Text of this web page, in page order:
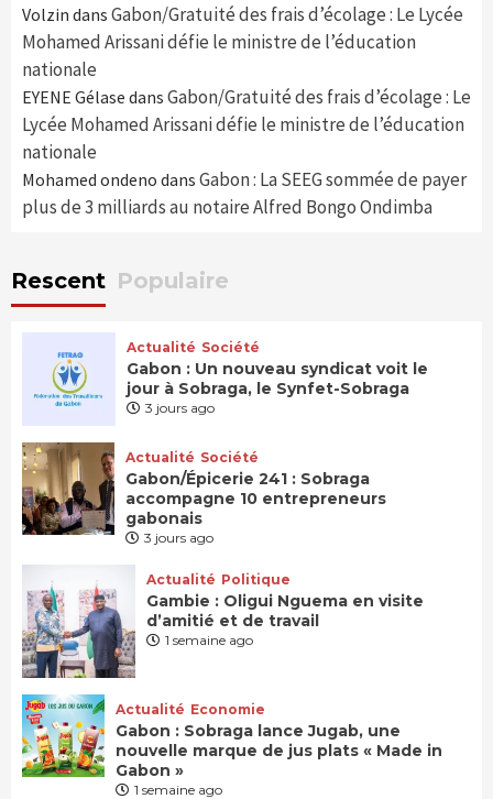
Volzin dans Gabon/Gratuité des frais d’écolage : Le Lycée
Mohamed Arissani défie le ministre de l’éducation
nationale
EYENE Gélase dans Gabon/Gratuité des frais d’écolage : Le
Lycée Mohamed Arissani défie le ministre de l’éducation
nationale
Mohamed ondeno dans Gabon : La SEEG sommée de payer
plus de 3 milliards au notaire Alfred Bongo Ondimba
Rescent Populaire
Actualité Société
Gabon : Un nouveau syndicat voit le
jour à Sobraga, le Synfet-Sobraga
3 jours ago
Actualité Société
Gabon/Épicerie 241 : Sobraga
accompagne 10 entrepreneurs
gabonais
3 jours ago
Actualité Politique
Gambie : Oligui Nguema en visite
d’amitié et de travail
1 semaine ago
Actualité Economie
Gabon : Sobraga lance Jugab, une
nouvelle marque de jus plats « Made in
Gabon »
1 semaine ago